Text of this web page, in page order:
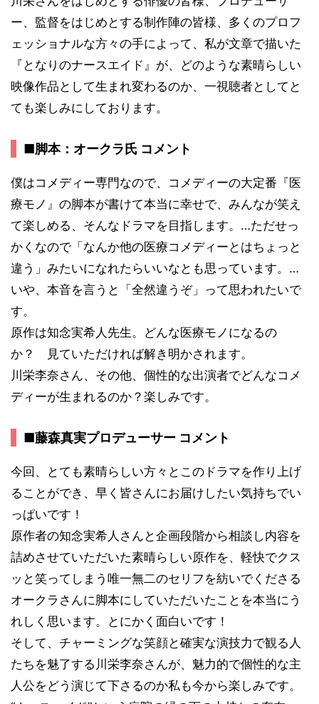
ー、監督をはじめとする制作陣の皆様、多くのプロフ
ェッショナルな方々の手によって、私が文章で描いた
『となりのナースエイド』が、どのような素晴らしい
映像作品として生まれ変わるのか、一視聴者としてと
ても楽しみにしております。
■脚本：オークラ氏 コメント
僕はコメディー専門なので、コメディーの大定番『医
療モノ』の脚本が書けて本当に幸せで、みんなが笑え
て楽しめる、そんなドラマを目指します。…ただせっ
かくなので「なんか他の医療コメディーとはちょっと
違う」みたいになれたらいいなとも思っています。…
いや、本音を言うと「全然違うぞ」って思われたいで
す。
原作は知念実希人先生。どんな医療モノになるの
か？ 見ていただければ解き明かされます。
川栄李奈さん、その他、個性的な出演者でどんなコメ
ディーが生まれるのか？楽しみです。
■藤森真実プロデューサー コメント
今回、とても素晴らしい方々とこのドラマを作り上げ
ることができ、早く皆さんにお届けしたい気持ちでい
っぱいです！
原作者の知念実希人さんと企画段階から相談し内容を
詰めさせていただいた素晴らしい原作を、軽快でクス
ッと笑ってしまう唯一無二のセリフを紡いでくださる
オークラさんに脚本にしていただいたことを本当にう
れしく思います。とにかく面白いです！
そして、チャーミングな笑顔と確実な演技力で観る人
たちを魅了する川栄李奈さんが、魅力的で個性的な主
人公をどう演じて下さるのか私も今から楽しみです。